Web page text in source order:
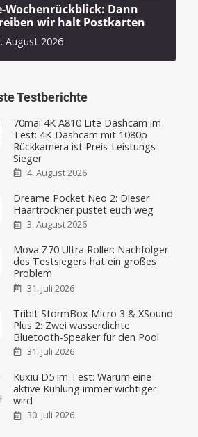
Wochenrückblick: Dann
wir halt Postkarten
August 2026
Testberichte
70mai 4K A810 Lite Dashcam im
Test: 4K-Dashcam mit 1080p
Rückkamera ist Preis-Leistungs-
Sieger
4. August 2026
Dreame Pocket Neo 2: Dieser
Haartrockner pustet euch weg
3. August 2026
Mova Z70 Ultra Roller: Nachfolger
des Testsiegers hat ein großes
Problem
31. Juli 2026
Tribit StormBox Micro 3 & XSound
Plus 2: Zwei wasserdichte
Bluetooth-Speaker für den Pool
31. Juli 2026
Kuxiu D5 im Test: Warum eine
aktive Kühlung immer wichtiger
wird
30. Juli 2026